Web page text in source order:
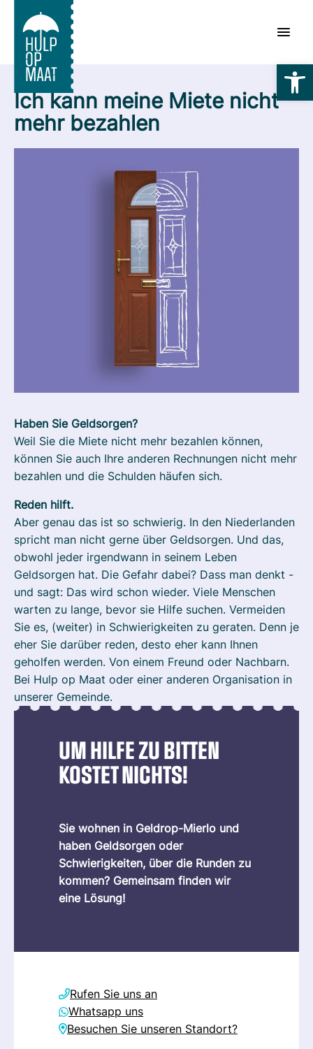
Inhalt
springen
Ich kann meine Miete nicht
mehr bezahlen
Haben Sie Geldsorgen?
Weil Sie die Miete nicht mehr bezahlen können,
können Sie auch Ihre anderen Rechnungen nicht mehr
bezahlen und die Schulden häufen sich.
Reden hilft.
Aber genau das ist so schwierig. In den Niederlanden
spricht man nicht gerne über Geldsorgen. Und das,
obwohl jeder irgendwann in seinem Leben
Geldsorgen hat. Die Gefahr dabei? Dass man denkt -
und sagt: Das wird schon wieder. Viele Menschen
warten zu lange, bevor sie Hilfe suchen. Vermeiden
Sie es, (weiter) in Schwierigkeiten zu geraten. Denn je
eher Sie darüber reden, desto eher kann Ihnen
geholfen werden. Von einem Freund oder Nachbarn.
Bei Hulp op Maat oder einer anderen Organisation in
unserer Gemeinde.
UM HILFE ZU BITTEN
KOSTET NICHTS!
Sie wohnen in Geldrop-Mierlo und
haben Geldsorgen oder
Schwierigkeiten, über die Runden zu
kommen? Gemeinsam finden wir
eine Lösung!
Rufen Sie uns an
Whatsapp uns
Besuchen Sie unseren Standort?